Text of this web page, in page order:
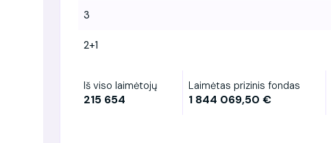
3
2+1
Iš viso laimėtojų
215 654
Laimėtas prizinis fondas
1 844 069,50 €